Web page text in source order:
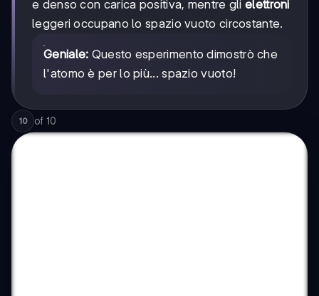
e denso con carica positiva, mentre gli elettroni
leggeri occupano lo spazio vuoto circostante.
Geniale: Questo esperimento dimostrò che
l'atomo è per lo più... spazio vuoto!
10 of 10